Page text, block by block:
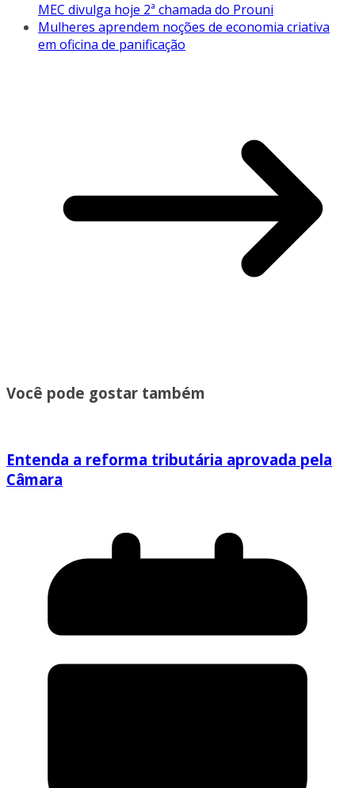
MEC divulga hoje 2ª chamada do Prouni
Mulheres aprendem noções de economia criativa
em oficina de panificação
Você pode gostar também
Entenda a reforma tributária aprovada pela
Câmara